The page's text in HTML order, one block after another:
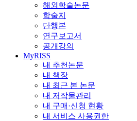
해외학술논문
학술지
단행본
연구보고서
공개강의
MyRISS
내 추천논문
내 책장
내 최근 본 논문
내 저작물관리
내 구매·신청 현황
내 서비스 사용권한